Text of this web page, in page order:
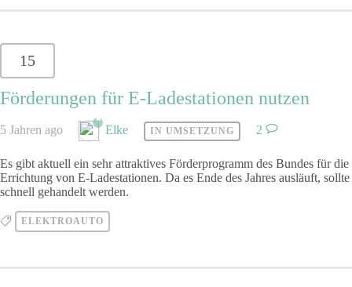
15
Förderungen für E-Ladestationen nutzen
5 Jahren ago Elke IN UMSETZUNG 2
Es gibt aktuell ein sehr attraktives Förderprogramm des Bundes für die
Errichtung von E-Ladestationen. Da es Ende des Jahres ausläuft, sollte
schnell gehandelt werden.
ELEKTROAUTO